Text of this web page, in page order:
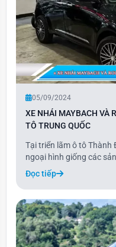
05/09/2024
XE NHÁI MAYBACH VÀ
TÔ TRUNG QUỐC
Tại triển lãm ô tô
ngoại hình giống các
sang nhưng với kích
Đáng chú ý là mẫu xe
một chiếc Rolls-Royce
Đọc tiếp